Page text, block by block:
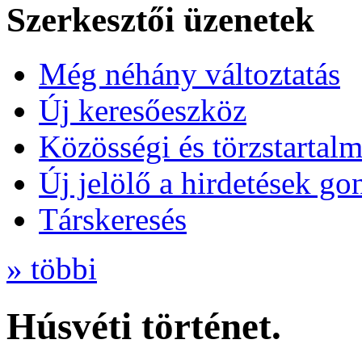
Szerkesztői üzenetek
Még néhány változtatás
Új keresőeszköz
Közösségi és
Új jelölő a hirdetések
Társkeresés
» többi
Húsvéti történet.